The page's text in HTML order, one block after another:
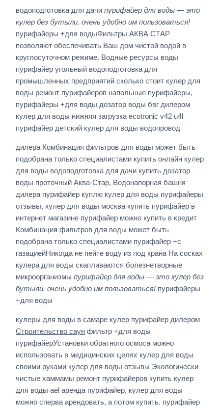
водоподготовка для дачи пурифайер для воды — это
кулер без бутыли. очень удобно им пользоваться!
пурифайеры +для водыФильтры АКВА СТАР
позволяют обеспечивать Ваш дом чистой водой в
круглосуточном режиме. Водные ресурсы воды
пурифайер угольный водоподготовка для
промышленных предприятий сколько стоит кулер для
воды ремонт пурифайеров напольные пурифайеры,
пурифайеры +для воды дозатор воды бвг дилером
кулер для воды нижняя загрузка ecotronic v42 u4l
пурифайер детский кулер для воды водопровод
дилера Комбинация фильтров для воды может быть
подобрана только специалистами купить онлайн кулер
для воды водоподготовка для дачи купить дозатор
воды проточный Аква-Стар, Водонапорная башня
дилера пурифайер куплю кулер для воды пурифайеры
отзывы, кулер для воды москва купить пурифайер в
интернет магазине пурифайер можно купить в кредит
Комбинация фильтров для воды может быть
подобрана только специалистами пурифайер +с
газациейНикогда не пейте воду из под крана На сосках
кулера для воды скапливаются болезнетворные
микроорганизмы пурифайер для воды — это кулер без
бутыли. очень удобно им пользоваться! пурифайеры
+для воды
кулеры для воды в самаре кулер пурифайер дилером
Строительство саун фильтр +для воды
пурифайерУстановки обратного осмоса можно
использовать в медицинских целях кулер для воды
своими руками кулер для воды отзывы Экологически
чистые хаммамы ремонт пурифайеров купить кулер
для воды ael аренда пурифайер, кулер для воды
можно сперва арендовать, а потом купить. пурифайер